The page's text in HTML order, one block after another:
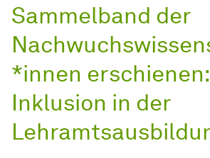
Sammelband der
*innen erschienen:
Inklusion in der